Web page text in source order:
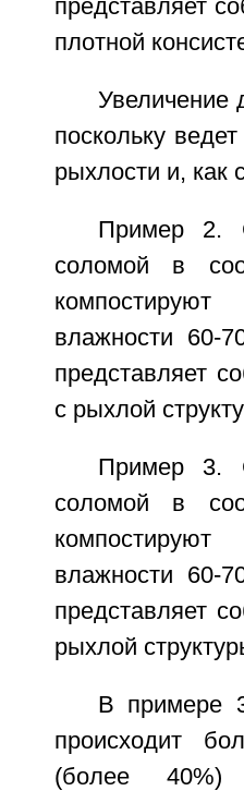
представляет
плотной
Увеличение
поскольку
рыхлости и, как
Пример 2.
соломой в
влажности 60-
представляет
с рыхлой
Пример 3.
соломой в
влажности 60-
представляет
рыхлой
В примере
происходит
(более 40%)